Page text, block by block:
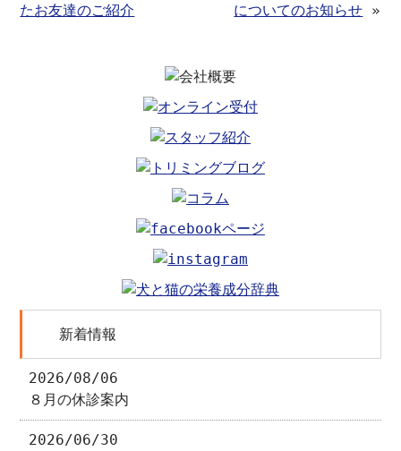
たお友達のご紹介
についてのお知らせ »
新着情報
2026/08/06
８月の休診案内
2026/06/30